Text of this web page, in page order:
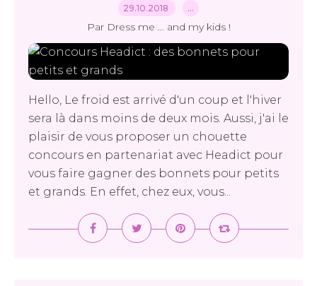
29.10.2018 …
Par Dress me ... and my kids !
Hello, Le froid est arrivé d'un coup et l'hiver
sera là dans moins de deux mois. Aussi, j'ai le
plaisir de vous proposer un chouette
concours en partenariat avec Headict pour
vous faire gagner des bonnets pour petits
et grands. En effet, chez eux, vous...